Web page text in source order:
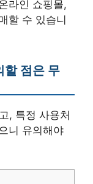
라인 쇼핑몰,
할 수 있습니
할 점은 무
, 특정 사용처
니 유의해야